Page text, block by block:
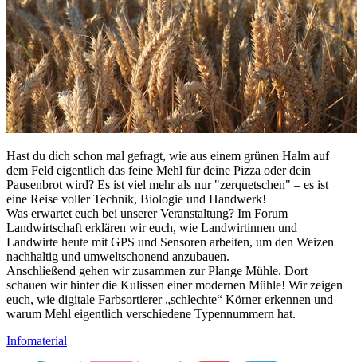
Hast du dich schon mal gefragt, wie aus einem grünen Halm auf
dem Feld eigentlich das feine Mehl für deine Pizza oder dein
Pausenbrot wird? Es ist viel mehr als nur "zerquetschen" – es ist
eine Reise voller Technik, Biologie und Handwerk!
Was erwartet euch bei unserer Veranstaltung? Im Forum
Landwirtschaft erklären wir euch, wie Landwirtinnen und
Landwirte heute mit GPS und Sensoren arbeiten, um den Weizen
nachhaltig und umweltschonend anzubauen.
Anschließend gehen wir zusammen zur Plange Mühle. Dort
schauen wir hinter die Kulissen einer modernen Mühle! Wir zeigen
euch, wie digitale Farbsortierer „schlechte“ Körner erkennen und
warum Mehl eigentlich verschiedene Typennummern hat.
Infomaterial